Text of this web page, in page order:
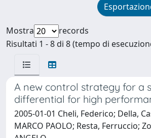
Mostra
records
Risultati 1 - 8 di 8 (tempo di
A new control strategy for a
differential for high
2005-01-01 Cheli, Federico; Della,
MARCO PAOLO; Resta, Ferruccio;